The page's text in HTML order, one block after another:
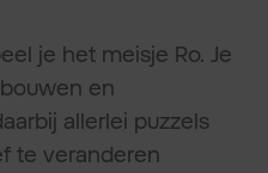
je het meisje Ro. Je
en
allerlei puzzels
te veranderen